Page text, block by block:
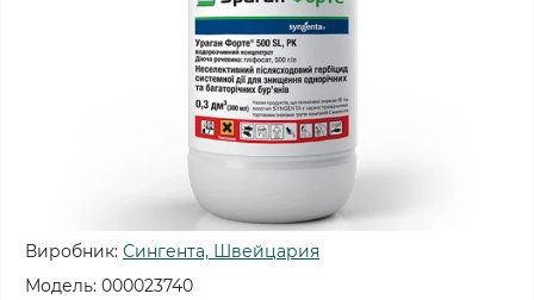
Виробник: Сингента, Швейцария
Модель: 000023740